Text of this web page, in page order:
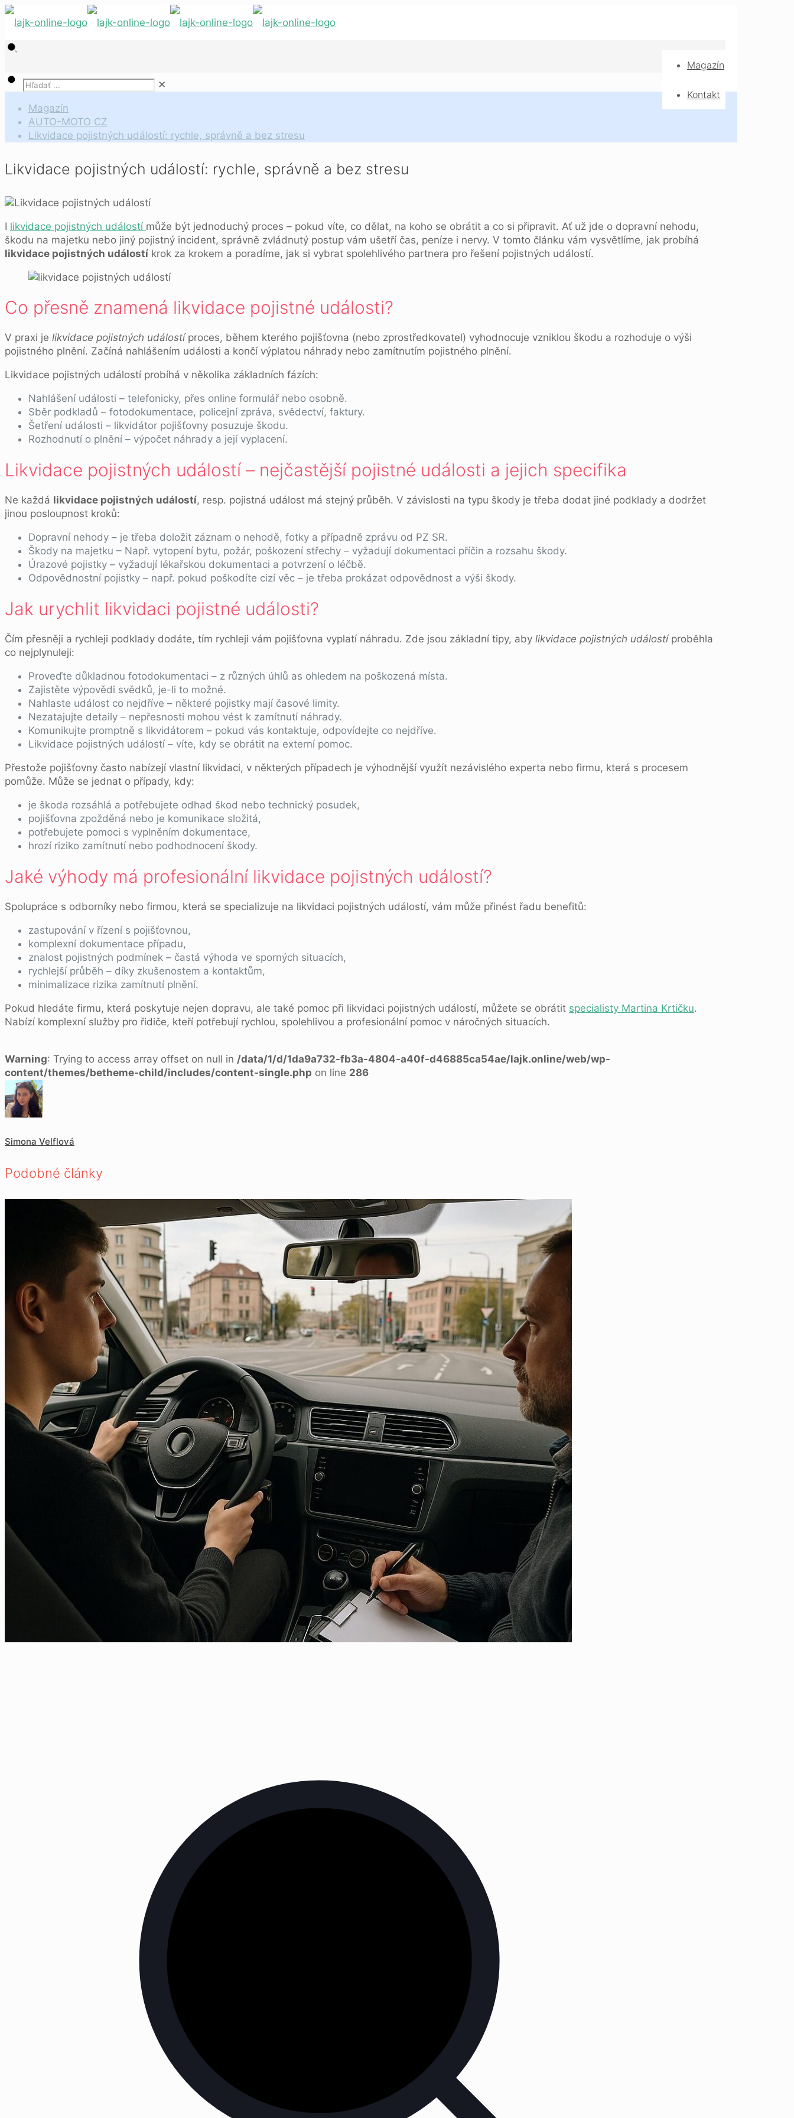
Magazín
Kontakt
✕
Magazín
AUTO-MOTO CZ
Likvidace pojistných událostí: rychle, správně a bez stresu
Likvidace pojistných událostí: rychle, správně a bez stresu
I likvidace pojistných událostí může být jednoduchý proces – pokud víte, co dělat, na koho se obrátit a co si připravit. Ať už jde o dopravní nehodu,
škodu na majetku nebo jiný pojistný incident, správně zvládnutý postup vám ušetří čas, peníze i nervy. V tomto článku vám vysvětlíme, jak probíhá
likvidace pojistných událostí krok za krokem a poradíme, jak si vybrat spolehlivého partnera pro řešení pojistných událostí.
Co přesně znamená likvidace pojistné události?
V praxi je likvidace pojistných událostíproces, během kterého pojišťovna (nebo zprostředkovatel) vyhodnocuje vzniklou škodu a rozhoduje o výši
pojistného plnění. Začíná nahlášením události a končí výplatou náhrady nebo zamítnutím pojistného plnění.
Likvidace pojistných událostí probíhá v několika základních fázích:
Nahlášení události – telefonicky, přes online formulář nebo osobně.
Sběr podkladů – fotodokumentace, policejní zpráva, svědectví, faktury.
Šetření události – likvidátor pojišťovny posuzuje škodu.
Rozhodnutí o plnění – výpočet náhrady a její vyplacení.
Likvidace pojistných událostí – nejčastější pojistné události a jejich specifika
Ne každá likvidace pojistných událostí, resp. pojistná událost má stejný průběh. V závislosti na typu škody je třeba dodat jiné podklady a dodržet
jinou posloupnost kroků:
Dopravní nehody – je třeba doložit záznam o nehodě, fotky a případně zprávu od PZ SR.
Škody na majetku – Např. vytopení bytu, požár, poškození střechy – vyžadují dokumentaci příčin a rozsahu škody.
Úrazové pojistky – vyžadují lékařskou dokumentaci a potvrzení o léčbě.
Odpovědnostní pojistky – např. pokud poškodíte cizí věc – je třeba prokázat odpovědnost a výši škody.
Jak urychlit likvidaci pojistné události?
Čím přesněji a rychleji podklady dodáte, tím rychleji vám pojišťovna vyplatí náhradu. Zde jsou základní tipy, aby likvidace pojistných událostíproběhla
co nejplynuleji:
Proveďte důkladnou fotodokumentaci – z různých úhlů as ohledem na poškozená místa.
Zajistěte výpovědi svědků, je-li to možné.
Nahlaste událost co nejdříve – některé pojistky mají časové limity.
Nezatajujte detaily – nepřesnosti mohou vést k zamítnutí náhrady.
Komunikujte promptně s likvidátorem – pokud vás kontaktuje, odpovídejte co nejdříve.
Likvidace pojistných událostí – víte, kdy se obrátit na externí pomoc.
Přestože pojišťovny často nabízejí vlastní likvidaci, v některých případech je výhodnější využít nezávislého experta nebo firmu, která s procesem
pomůže. Může se jednat o případy, kdy:
je škoda rozsáhlá a potřebujete odhad škod nebo technický posudek,
pojišťovna zpožděná nebo je komunikace složitá,
potřebujete pomoci s vyplněním dokumentace,
hrozí riziko zamítnutí nebo podhodnocení škody.
Jaké výhody má profesionální likvidace pojistných událostí?
Spolupráce s odborníky nebo firmou, která se specializuje na likvidaci pojistných událostí, vám může přinést řadu benefitů:
zastupování v řízení s pojišťovnou,
komplexní dokumentace případu,
znalost pojistných podmínek – častá výhoda ve sporných situacích,
rychlejší průběh – díky zkušenostem a kontaktům,
minimalizace rizika zamítnutí plnění.
Pokud hledáte firmu, která poskytuje nejen dopravu, ale také pomoc při likvidaci pojistných událostí, můžete se obrátit specialisty Martina Krtičku.
Nabízí komplexní služby pro řidiče, kteří potřebují rychlou, spolehlivou a profesionální pomoc v náročných situacích.
Warning: Trying to access array offset on null in /data/1/d/1da9a732-fb3a-4804-a40f-d46885ca54ae/lajk.online/web/wp-
content/themes/betheme-child/includes/content-single.php on line 286
Simona Velflová
Podobné články